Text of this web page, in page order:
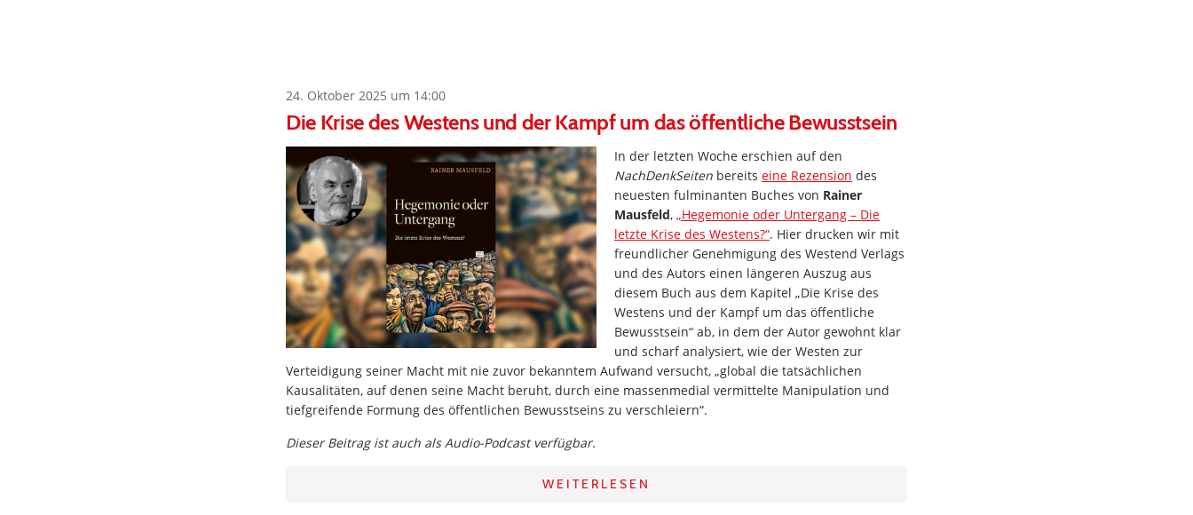
24. Oktober 2025 um 14:00
Die Krise des Westens und der Kampf um das öffentliche Bewusstsein
In der letzten Woche erschien auf den
NachDenkSeiten bereits eine Rezension des
neuesten fulminanten Buches von Rainer
Mausfeld, „Hegemonie oder Untergang – Die
letzte Krise des Westens?“. Hier drucken wir mit
freundlicher Genehmigung des Westend Verlags
und des Autors einen längeren Auszug aus
diesem Buch aus dem Kapitel „Die Krise des
Westens und der Kampf um das öffentliche
Bewusstsein“ ab, in dem der Autor gewohnt klar
und scharf analysiert, wie der Westen zur
Verteidigung seiner Macht mit nie zuvor bekanntem Aufwand versucht, „global die tatsächlichen
Kausalitäten, auf denen seine Macht beruht, durch eine massenmedial vermittelte Manipulation und
tiefgreifende Formung des öffentlichen Bewusstseins zu verschleiern“.
Dieser Beitrag ist auch als Audio-Podcast verfügbar.
WEITERLESEN